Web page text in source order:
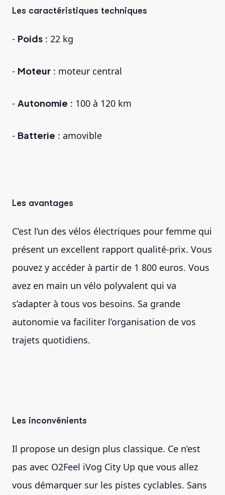
Les caractéristiques techniques
- Poids : 22 kg
- Moteur : moteur central
- Autonomie : 100 à 120 km
- Batterie : amovible
Les avantages
C’est l’un des vélos électriques pour femme qui
présent un excellent rapport qualité-prix. Vous
pouvez y accéder à partir de 1 800 euros. Vous
avez en main un vélo polyvalent qui va
s’adapter à tous vos besoins. Sa grande
autonomie va faciliter l’organisation de vos
trajets quotidiens.
Les inconvénients
Il propose un design plus classique. Ce n’est
pas avec O2Feel iVog City Up que vous allez
vous démarquer sur les pistes cyclables. Sans